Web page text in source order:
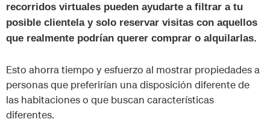
recorridos virtuales pueden ayudarte a filtrar a tu
posible clientela y solo reservar visitas con aquellos
que realmente podrían querer comprar o alquilarlas.
Esto ahorra tiempo y esfuerzo al mostrar propiedades a
personas que preferirían una disposición diferente de
las habitaciones o que buscan características
diferentes.